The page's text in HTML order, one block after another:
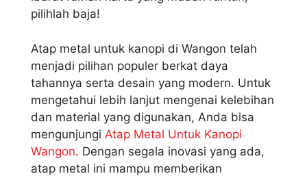
pilihlah baja!
Atap metal untuk kanopi di Wangon telah
menjadi pilihan populer berkat daya
tahannya serta desain yang modern. Untuk
mengetahui lebih lanjut mengenai kelebihan
dan material yang digunakan, Anda bisa
mengunjungi Atap Metal Untuk Kanopi
Wangon. Dengan segala inovasi yang ada,
atap metal ini mampu memberikan